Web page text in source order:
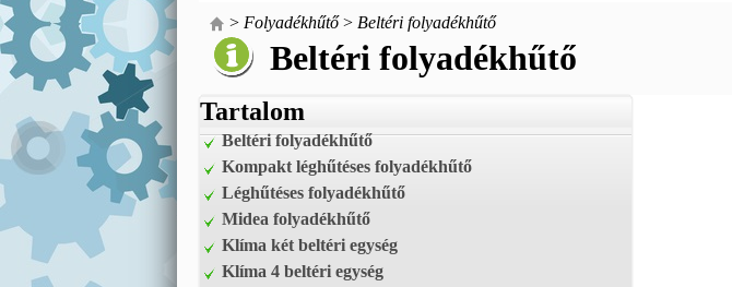
> Folyadékhűtő> Beltéri folyadékhűtő
Beltéri folyadékhűtő
Tartalom
Beltéri folyadékhűtő
Kompakt léghűtéses folyadékhűtő
Léghűtéses folyadékhűtő
Midea folyadékhűtő
Klíma két beltéri egység
Klíma 4 beltéri egység